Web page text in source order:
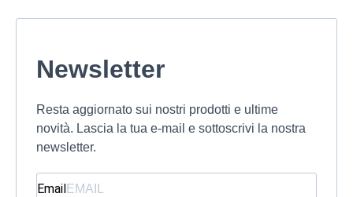
Newsletter
Resta aggiornato sui nostri prodotti e ultime
novità. Lascia la tua e-mail e sottoscrivi la nostra
newsletter.
Email